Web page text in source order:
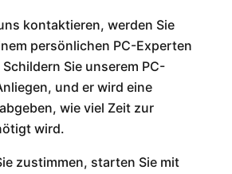
kontaktieren, werden Sie
persönlichen PC-Experten
Sie unserem PC-
und er wird eine
wie viel Zeit zur
wird.
zustimmen, starten Sie mit